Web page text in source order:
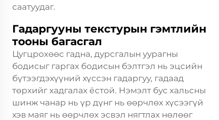
саатуудаг.
Гадаргууны текстурын гэмтлийн
тооны багасгал
Цугцрохөөс гадна, дурсгалын уурагны
бодисыг гаргах бодисын бэлтгэл нь эцсийн
бүтээгдэхүүний хүссэн гадаргуу, гадаад
төрхийг хадгалах ёстой. Нэмэлт бус хальсны
шинж чанар нь үр дүнг нь өөрчлөх хүсээгүй
хэв маяг нь өөрчлөх эсвэл нягтлах нөлөөг